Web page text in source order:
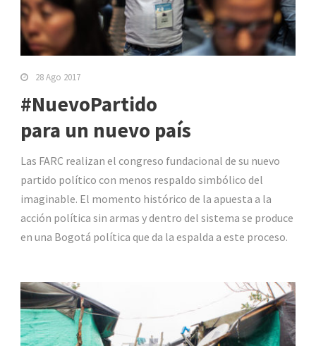
28 Ago 2017
#NuevoPartido
para un nuevo país
Las FARC realizan el congreso fundacional de su nuevo
partido político con menos respaldo simbólico del
imaginable. El momento histórico de la apuesta a la
acción política sin armas y dentro del sistema se produce
en una Bogotá política que da la espalda a este proceso.